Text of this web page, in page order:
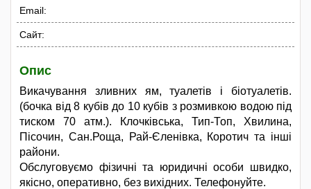
Email:
Сайт:
Опис
Викачування зливних ям, туалетів і біотуалетів.
(бочка від 8 кубів до 10 кубів з розмивкою водою під
тиском 70 атм.). Клочківська, Тип-Топ, Хвилина,
Пісочин, Сан.Роща, Рай-Єленівка, Коротич та інші
райони.
Обслуговуємо фізичні та юридичні особи швидко,
якісно, оперативно, без вихідних. Телефонуйте.